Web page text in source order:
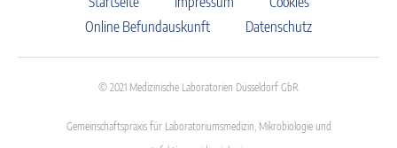
Online Befundauskunft
Datenschutz
© 2021 Medizinische Laboratorien Düsseldorf GbR
Gemeinschaftspraxis für Laboratoriumsmedizin, Mikrobiologie und